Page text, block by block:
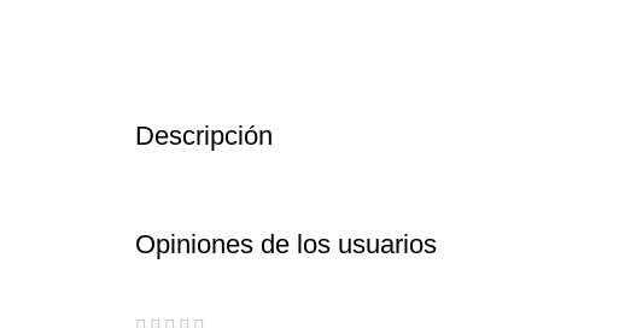
Descripción
Opiniones de los usuarios